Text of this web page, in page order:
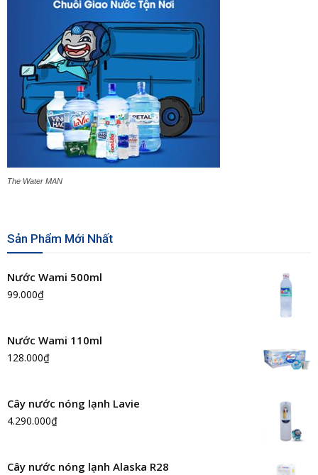
The Water MAN
Sản Phẩm Mới Nhất
Nước Wami 500ml
99.000₫
Nước Wami 110ml
128.000₫
Cây nước nóng lạnh Lavie
4.290.000₫
Cây nước nóng lạnh Alaska R28